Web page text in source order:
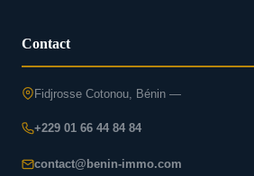
Contact
Fidjrosse Cotonou, Bénin —
+229 01 66 44 84 84
contact@benin-immo.com